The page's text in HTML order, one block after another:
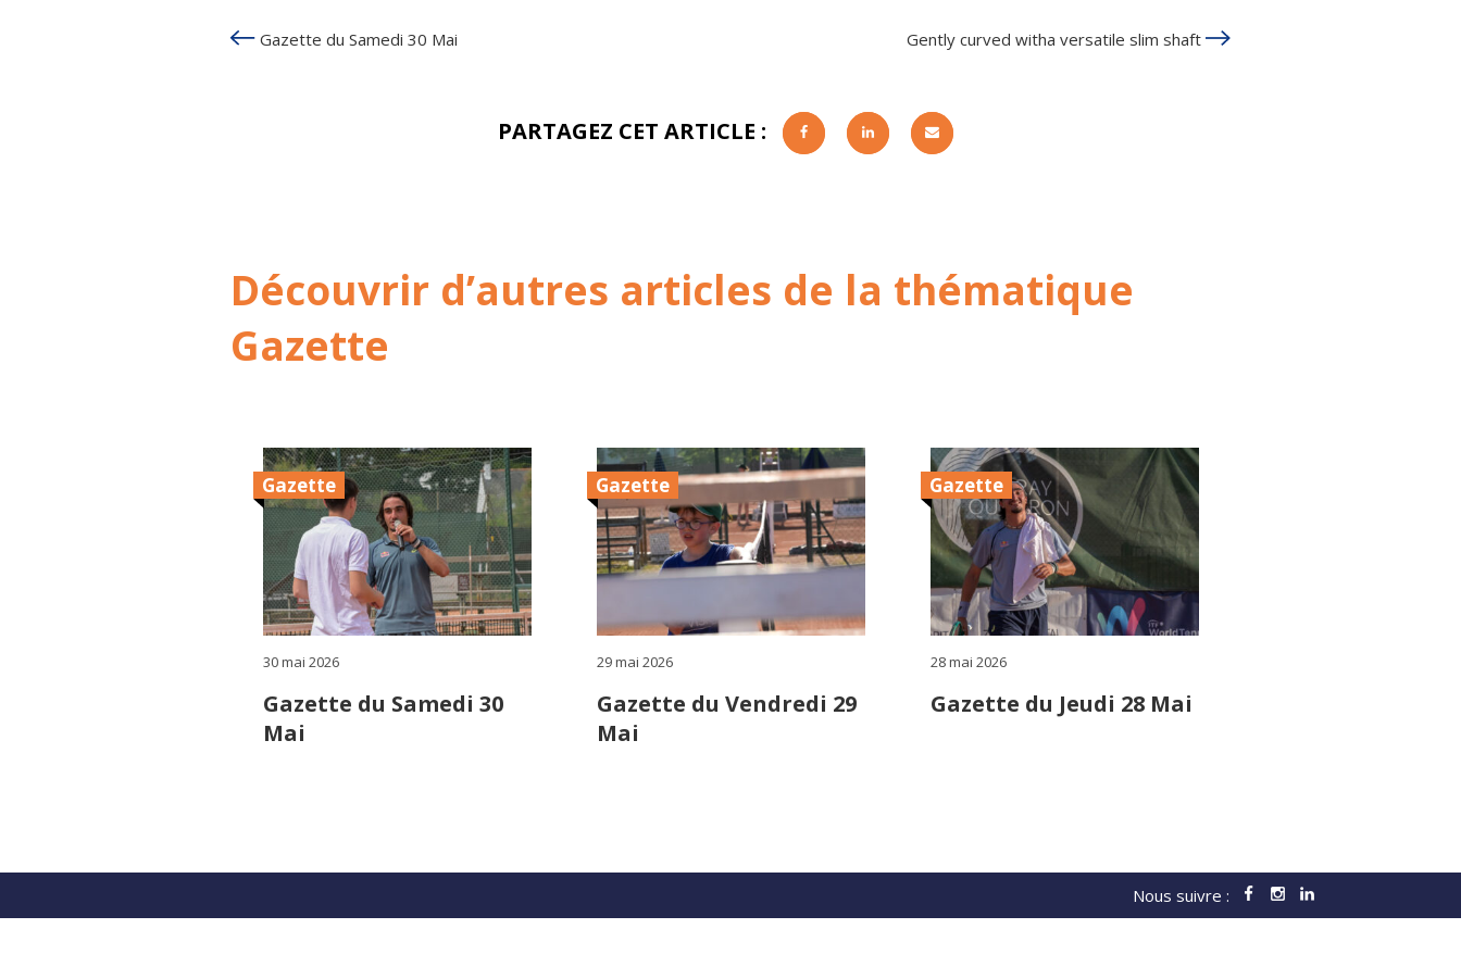
Gazette du Samedi 30 Mai Gently curved witha versatile slim shaft
PARTAGEZ CET ARTICLE :
Découvrir d’autres articles de la thématique
Gazette
Gazette
30 mai 2026
Gazette du Samedi 30
Mai
Gazette
29 mai 2026
Gazette du Vendredi 29
Mai
Gazette
28 mai 2026
Gazette du Jeudi 28 Mai
Nous suivre :